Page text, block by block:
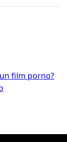
film porno?